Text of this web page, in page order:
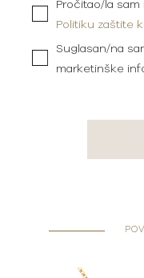
Pročitao/la sam
Politiku zaštite
Suglasan/na
marketinške